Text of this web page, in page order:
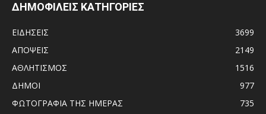
ΔΗΜΟΦΙΛΕΙΣ ΚΑΤΗΓΟΡΙΕΣ
ΕΙΔΗΣΕΙΣ
3699
ΑΠΟΨΕΙΣ
2149
ΑΘΛΗΤΙΣΜΟΣ
1516
ΔΗΜΟΙ
977
ΦΩΤΟΓΡΑΦΙΑ ΤΗΣ ΗΜΕΡΑΣ
735